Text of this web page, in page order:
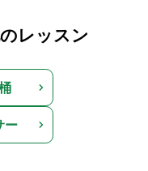
レッスン
ー